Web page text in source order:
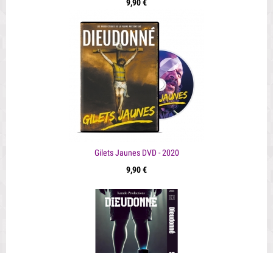
9,90 €
Gilets Jaunes DVD - 2020
9,90 €